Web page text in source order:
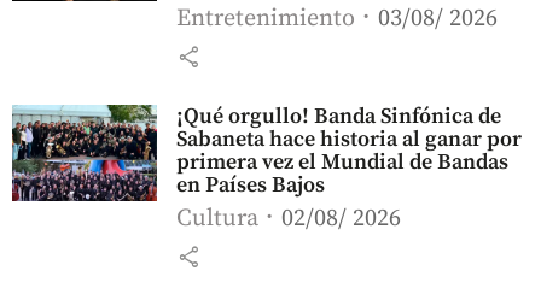
Entretenimiento 03/08/ 2026
share
¡Qué orgullo! Banda Sinfónica de
Sabaneta hace historia al ganar por
primera vez el Mundial de Bandas
en Países Bajos
Cultura 02/08/ 2026
share